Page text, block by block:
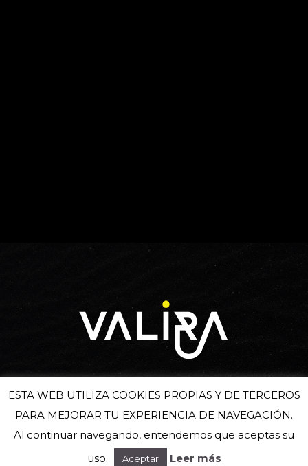
Suscríbete a nuestra newsletter
ESTA WEB UTILIZA COOKIES PROPIAS Y DE TERCEROS
PARA MEJORAR TU EXPERIENCIA DE NAVEGACIÓN.
Al continuar navegando, entendemos que aceptas su
uso.
Aceptar Leer más